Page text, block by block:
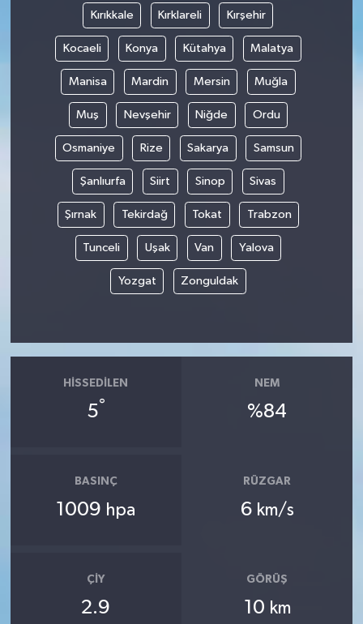
Kırıkkale Kırklareli Kırşehir
Kocaeli Konya Kütahya Malatya
Manisa Mardin Mersin Muğla
Muş Nevşehir Niğde Ordu
Osmaniye Rize Sakarya Samsun
Şanlıurfa Siirt Sinop Sivas
Şırnak Tekirdağ Tokat Trabzon
Tunceli Uşak Van Yalova
Yozgat Zonguldak
HISSEDILEN
5°
NEM
%84
BASINÇ
1009 hpa
RÜZGAR
6 km/s
ÇIY
2.9
GÖRÜŞ
10 km